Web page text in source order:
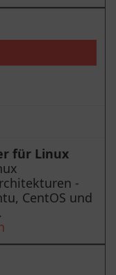
für Linux
-
CentOS und